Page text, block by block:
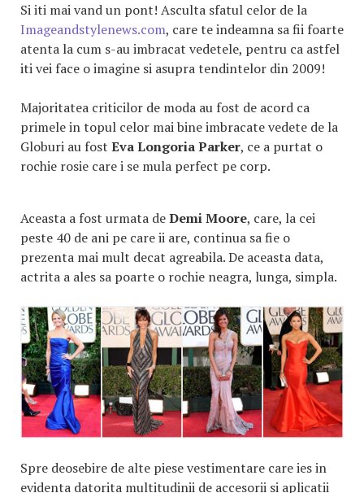
Si iti mai vand un pont! Asculta sfatul celor de la
Imageandstylenews.com, care te indeamna sa fii foarte
atenta la cum s-au imbracat vedetele, pentru ca astfel
iti vei face o imagine si asupra tendintelor din 2009!
Majoritatea criticilor de moda au fost de acord ca
primele in topul celor mai bine imbracate vedete de la
Globuri au fost Eva Longoria Parker, ce a purtat o
rochie rosie care i se mula perfect pe corp.
Aceasta a fost urmata deDemi Moore, care, la cei
peste 40 de ani pe care ii are, continua sa fie o
prezenta mai mult decat agreabila. De aceasta data,
actrita a ales sa poarte o rochie neagra, lunga, simpla.
Spre deosebire de alte piese vestimentare care ies in
evidenta datorita multitudinii de accesorii si aplicatii